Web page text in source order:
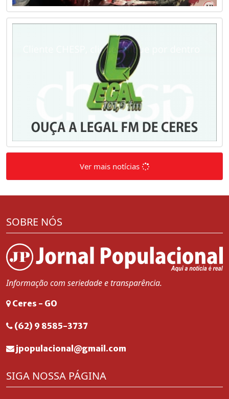
Ver mais notícias
SOBRE NÓS
Informação com seriedade e transparência.
Ceres - GO
(62) 9 8585-3737
jpopulacional@gmail.com
SIGA NOSSA PÁGINA